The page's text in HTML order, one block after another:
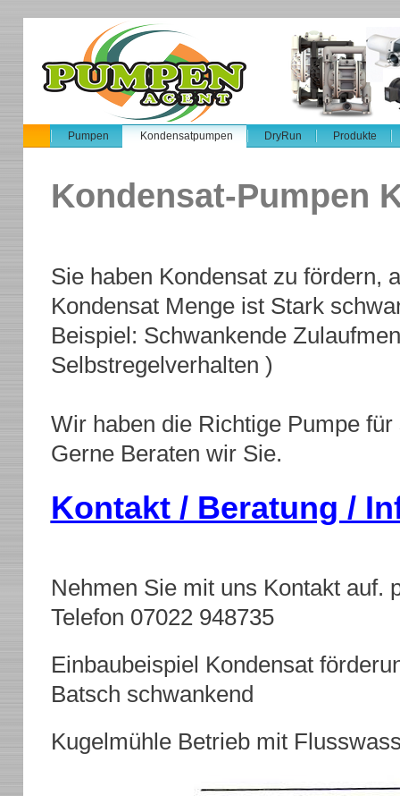
Pumpen Kondensatpumpen DryRun Produkte
Kondensat-Pumpen
Sie haben Kondensat zu fördern,
Kondensat Menge ist Stark
Beispiel: Schwankende
Selbstregelverhalten )
Wir haben die Richtige Pumpe
Gerne Beraten wir Sie.
Kontakt / Beratung /
Nehmen Sie mit uns Kontakt auf.
Telefon 07022 948735
Einbaubeispiel Kondensat
Batsch schwankend
Kugelmühle Betrieb mit